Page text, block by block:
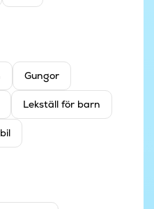
Gungor
Lekställ för barn